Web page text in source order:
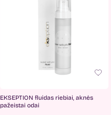
EKSEPTION fluidas riebiai, aknės
pažeistai odai